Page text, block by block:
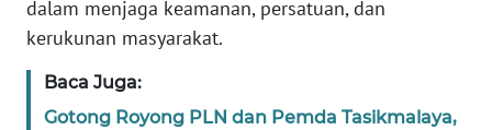
dalam menjaga keamanan, persatuan, dan
kerukunan masyarakat.
Baca Juga:
Gotong Royong PLN dan Pemda Tasikmalaya,
KEPRI
WN